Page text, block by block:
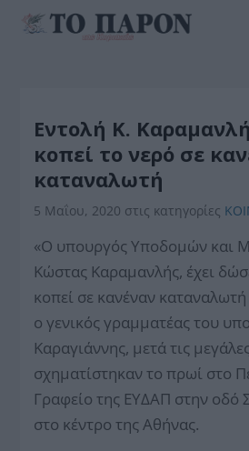
Εντολή Κ.
κοπεί το νερό σε
καταναλωτή
5 Μαΐου, 2020 στις κατηγορίες
«Ο υπουργός Υποδομών και
Κώστας Καραμανλής, έχει
κοπεί σε κανέναν
ο γενικός γραμματέας του
Καραγιάννης, μετά τις
σχηματίστηκαν το πρωί στο
Γραφείο της ΕΥΔΑΠ στην οδό
στο κέντρο της Αθήνας.